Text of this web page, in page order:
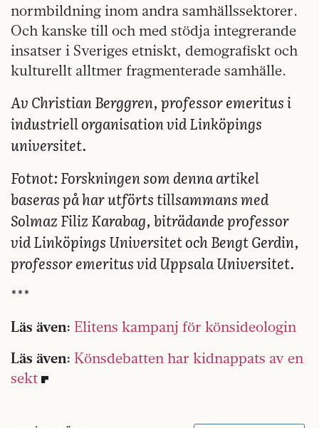
normbildning inom andra samhällssektorer.
Och kanske till och med stödja integrerande
insatser i Sveriges etniskt, demografiskt och
kulturellt alltmer fragmenterade samhälle.
Av Christian Berggren, professor emeritus i
industriell organisation vid Linköpings
universitet.
Fotnot: Forskningen som denna artikel
baseras på har utförts tillsammans med
Solmaz Filiz Karabag, biträdande professor
vid Linköpings Universitet och Bengt Gerdin,
professor emeritus vid Uppsala Universitet.
***
Läs även: Elitens kampanj för könsideologin
Läs även: Könsdebatten har kidnappats av en
sekt